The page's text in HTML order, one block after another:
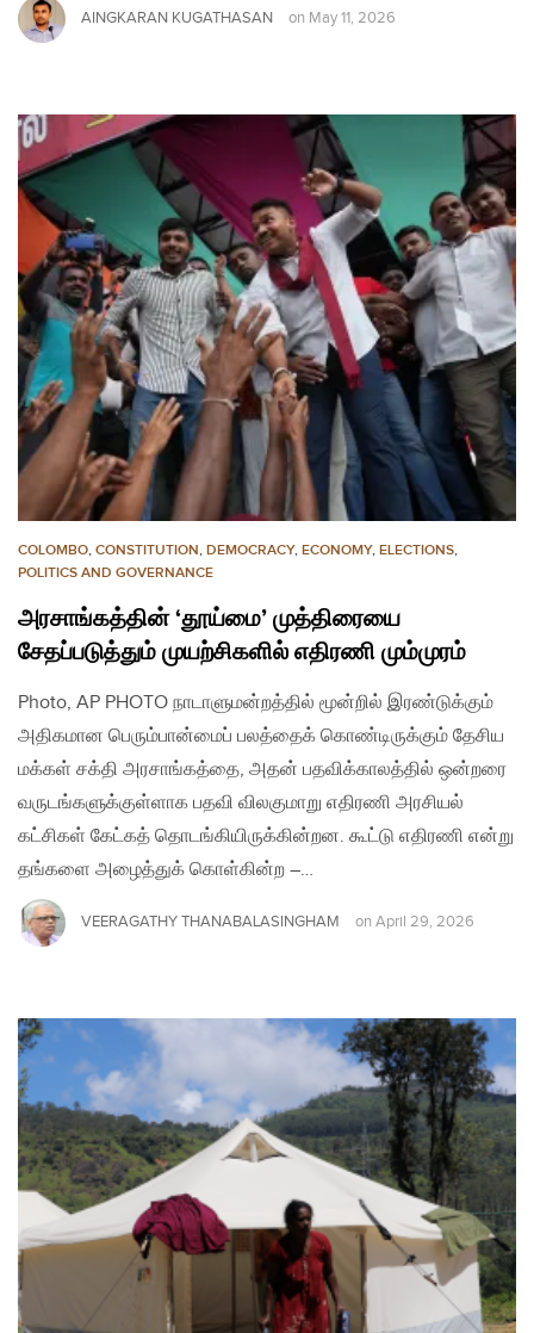
AINGKARAN KUGATHASAN on May 11, 2026
COLOMBO, CONSTITUTION, DEMOCRACY, ECONOMY, ELECTIONS,
POLITICS AND GOVERNANCE
அரசாங்கத்தின் ‘தூய்மை’ முத்திரையை
சேதப்படுத்தும் முயற்சிகளில் எதிரணி மும்முரம்
Photo, AP PHOTO நாடாளுமன்றத்தில் மூன்றில் இரண்டுக்கும்
அதிகமான பெரும்பான்மைப் பலத்தைக் கொண்டிருக்கும் தேசிய
மக்கள் சக்தி அரசாங்கத்தை, அதன் பதவிக்காலத்தில் ஒன்றரை
வருடங்களுக்குள்ளாக பதவி விலகுமாறு எதிரணி அரசியல்
கட்சிகள் கேட்கத் தொடங்கியிருக்கின்றன. கூட்டு எதிரணி என்று
தங்களை அழைத்துக் கொள்கின்ற –…
VEERAGATHY THANABALASINGHAM on April 29, 2026